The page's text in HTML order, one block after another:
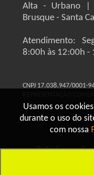
Usamos os
durante o uso do
com nossa
Alta - Urbano |
Brusque - Santa
Atendimento:
8:00h às 12:00h -
CNPJ 17.038.947/0001-
© Todos os